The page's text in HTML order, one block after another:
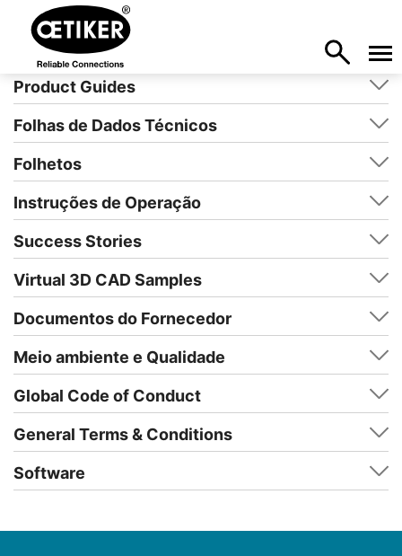
Product Guides
Folhas de Dados Técnicos
Folhetos
Instruções de Operação
Success Stories
Virtual 3D CAD Samples
Documentos do Fornecedor
Meio ambiente e Qualidade
Global Code of Conduct
General Terms & Conditions
Software